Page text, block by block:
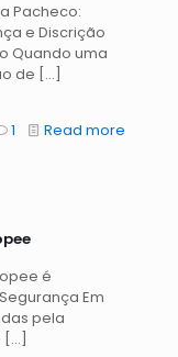
Pacheco:
e Discrição
Quando uma
de […]
1 Read more
é
Em
pela
[…]